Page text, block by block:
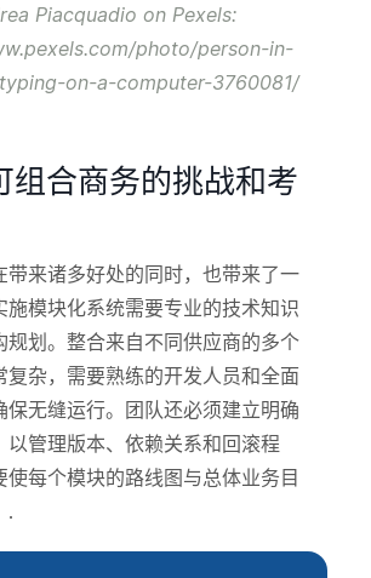
Piacquadio on Pexels:
photo/person-in-
on-a-computer-3760081/
组合商务的挑战和考
带来诸多好处的同时，也带来了一
施模块化系统需要专业的技术知识
规划。整合来自不同供应商的多个
复杂，需要熟练的开发人员和全面
保无缝运行。团队还必须建立明确
以管理版本、依赖关系和回滚程
使每个模块的路线图与总体业务目
.